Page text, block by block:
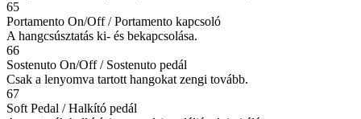
65
Portamento On/Off / Portamento kapcsoló
A hangcsúsztatás ki- és bekapcsolása.
66
Sostenuto On/Off / Sostenuto pedál
Csak a lenyomva tartott hangokat zengi tovább.
67
Soft Pedal / Halkító pedál